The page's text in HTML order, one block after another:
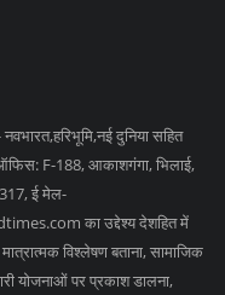
दुनिया सहित
ऑफिस: F-188, आकाशगंगा, भिलाई,
ई मेल-
का उद्देश्य देशहित में
विश्लेषण बताना, सामाजिक
योजनाओं पर प्रकाश डालना,